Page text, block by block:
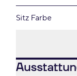
Sitz Farbe